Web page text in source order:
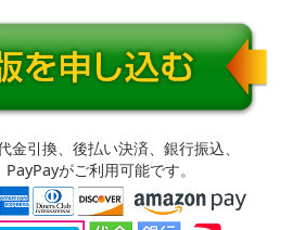
金引換、後払い決済、銀行振込、
がご利用可能です。